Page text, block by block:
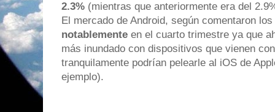
2.3% (mientras que anteriormente era del
El mercado de Android, según comentaron
notablemente en el cuarto trimestre ya que
más inundado con dispositivos que vienen
tranquilamente podrían pelearle al iOS de
ejemplo).